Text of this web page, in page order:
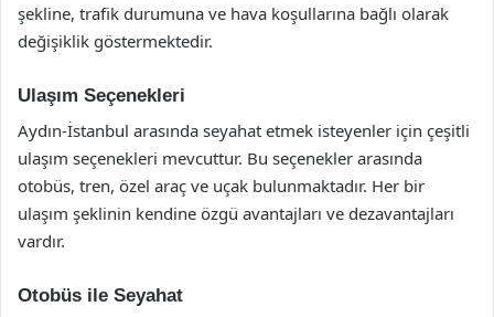
şekline, trafik durumuna ve hava koşullarına bağlı olarak
değişiklik göstermektedir.
Ulaşım Seçenekleri
Aydın-İstanbul arasında seyahat etmek isteyenler için çeşitli
ulaşım seçenekleri mevcuttur. Bu seçenekler arasında
otobüs, tren, özel araç ve uçak bulunmaktadır. Her bir
ulaşım şeklinin kendine özgü avantajları ve dezavantajları
vardır.
Otobüs ile Seyahat